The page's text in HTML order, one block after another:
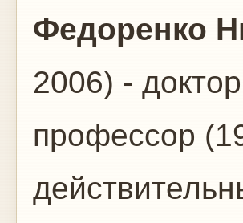
Федоренко
2006) -
профессор